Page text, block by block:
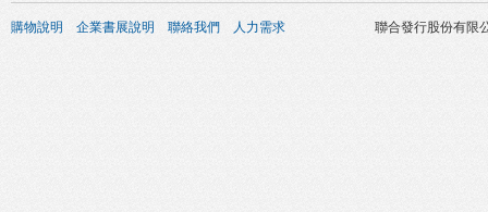
購物說明 企業書展說明 聯絡我們 人力需求 聯合發行股份有限